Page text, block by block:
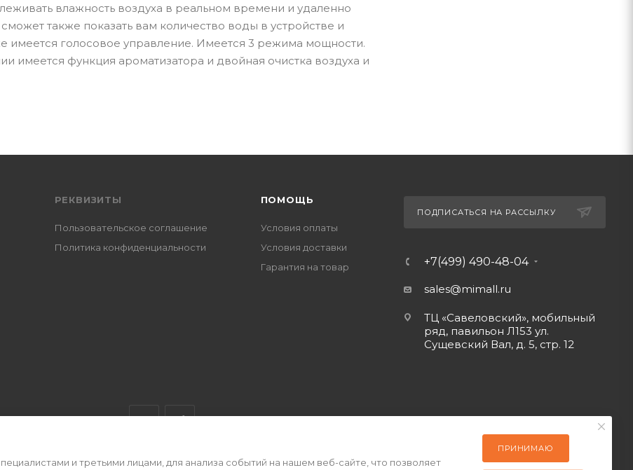
влажность воздуха в реальном времени и удаленно
также показать вам количество воды в устройстве и
имеется голосовое управление. Имеется 3 режима мощности.
функция ароматизатора и двойная очистка воздуха и
РЕКВИЗИТЫ
Пользовательское соглашение
Политика конфиденциальности
ПОМОЩЬ
Условия оплаты
Условия доставки
Гарантия на товар
ПОДПИСАТЬСЯ НА РАССЫЛКУ
+7(499) 490-48-04
sales@mimall.ru
ТЦ «Савеловский», мобильный
ряд, павильон Л153 ул.
Сущевский Вал, д. 5, стр. 12
и третьими лицами, для анализа событий на нашем веб-сайте, что позволяет
ПРИНИМАЮ